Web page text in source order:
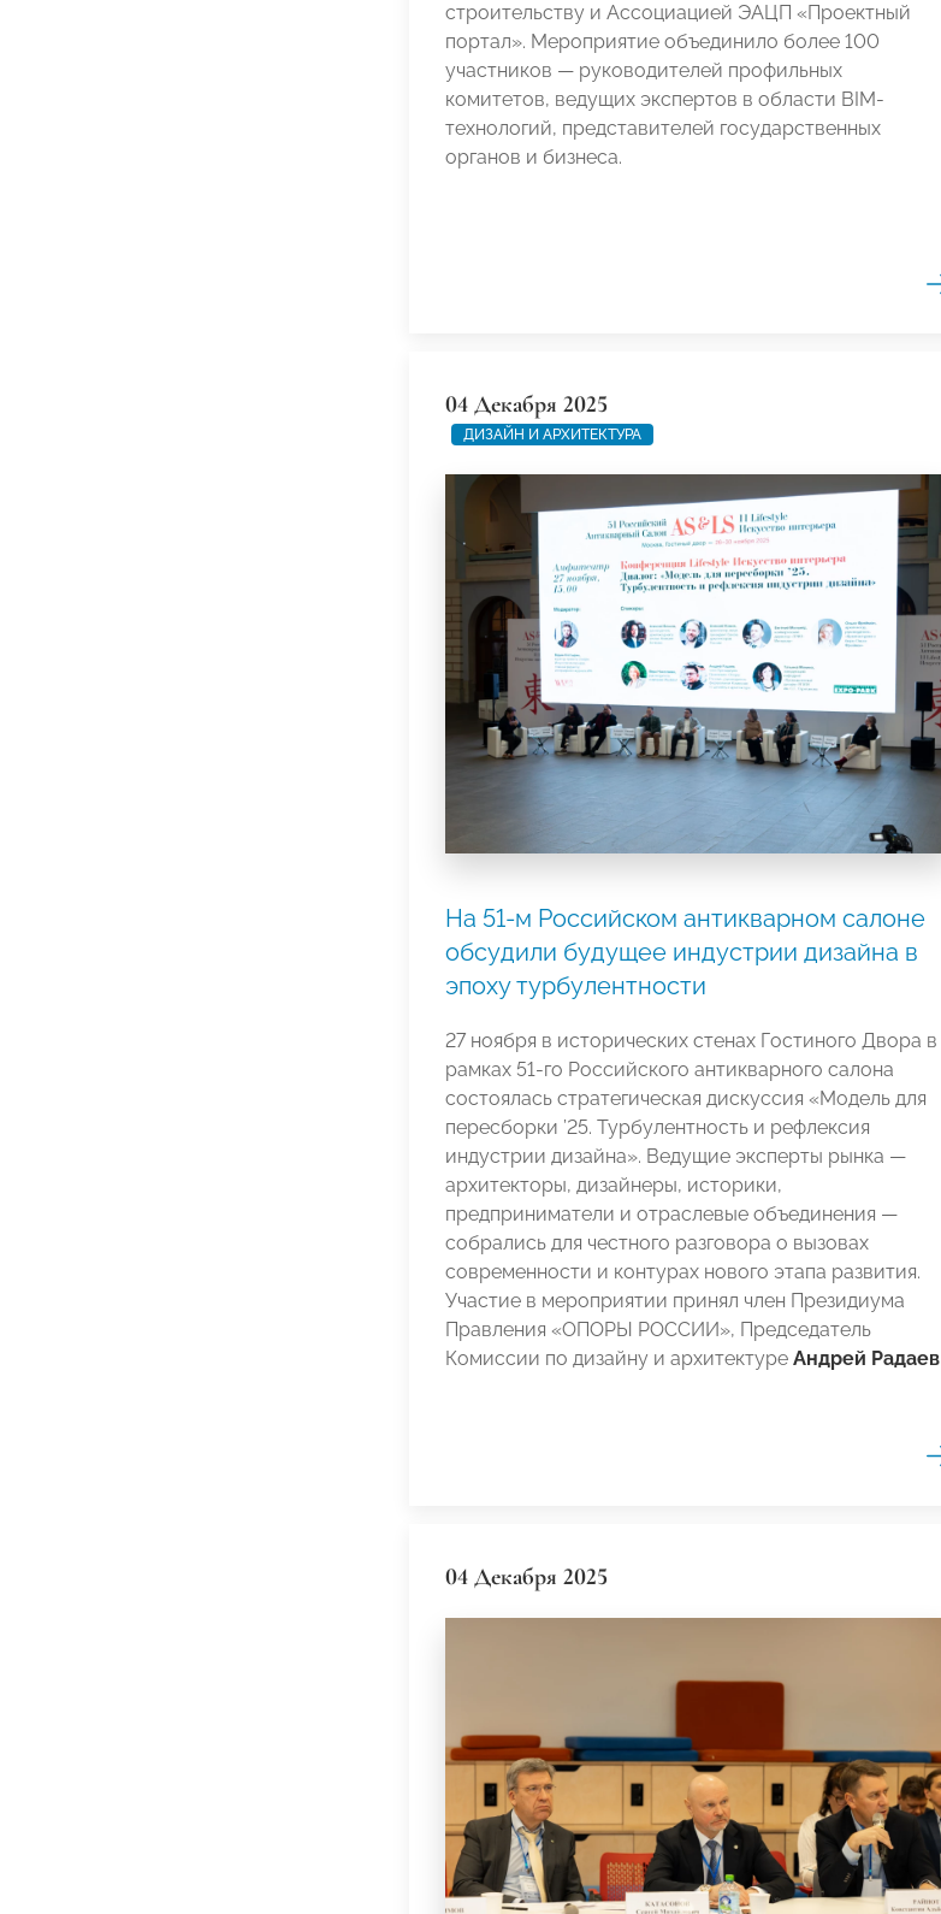
строительству и Ассоциацией ЭАЦП «Проектный
портал». Мероприятие объединило более 100
участников — руководителей профильных
комитетов, ведущих экспертов в области BIM-
технологий, представителей государственных
органов и бизнеса.
04 Декабря 2025
ДИЗАЙН И АРХИТЕКТУРА
На 51-м Российском антикварном салоне
обсудили будущее индустрии дизайна в
эпоху турбулентности
27 ноября в исторических стенах Гостиного Двора в
рамках 51-го Российского антикварного салона
состоялась стратегическая дискуссия «Модель для
пересборки ’25. Турбулентность и рефлексия
индустрии дизайна». Ведущие эксперты рынка —
архитекторы, дизайнеры, историки,
предприниматели и отраслевые объединения —
собрались для честного разговора о вызовах
современности и контурах нового этапа развития.
Участие в мероприятии принял член Президиума
Правления «ОПОРЫ РОССИИ», Председатель
Комиссии по дизайну и архитектуре Андрей Радаев
04 Декабря 2025